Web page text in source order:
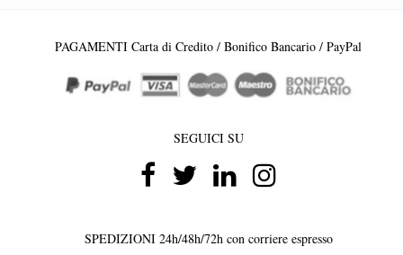
PAGAMENTI Carta di Credito / Bonifico Bancario / PayPal
SEGUICI SU
SPEDIZIONI 24h/48h/72h con corriere espresso